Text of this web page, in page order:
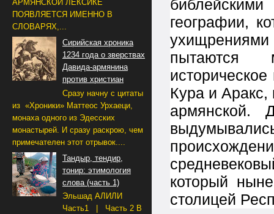
географии,
пытаются
Кура и Аракс,
армянской.
который
столицей
АРМЯНСКОЙ ЛЕКСИКЕ
ПОЯВЛЯЕТСЯ ИМЕННО В
СЛОВАРЯХ,...
Сирийская хроника
1234 года о зверствах
Давида-армянина
против христиан
Сразу начну с цитаты
из «Хроники» Маттеос Урхаеци,
монаха одного из Эдесских
монастырей. И сразу раскрою, чем
примечателен этот отрывок....
Тандыр, тендир,
тонир: этимология
слова (часть 1)
Эльшад АЛИЛИ
Часть1 | Часть 2 В